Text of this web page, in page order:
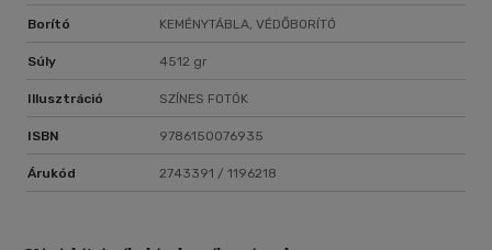
Borító KEMÉNYTÁBLA, VÉDŐBORÍTÓ
Súly 4512 gr
Illusztráció SZÍNES FOTÓK
ISBN 9786150076935
Árukód 2743391 / 1196218